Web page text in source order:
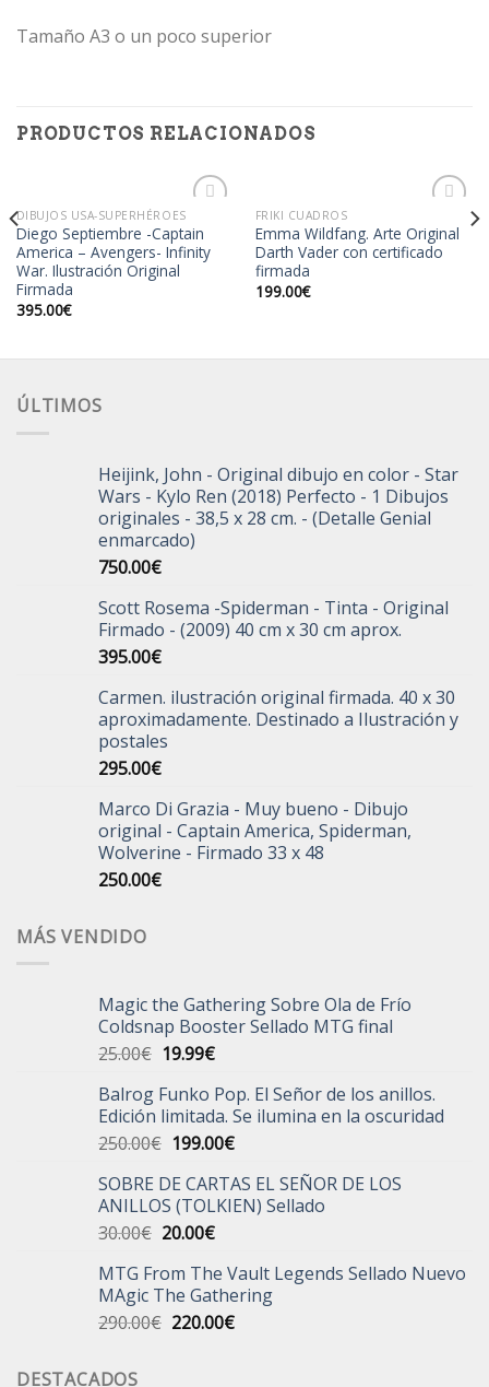
Tamaño A3 o un poco superior
PRODUCTOS RELACIONADOS
DIBUJOS USA-SUPERHÉROES
Diego Septiembre -Captain
America – Avengers- Infinity
War. Ilustración Original
Firmada
395.00€
FRIKI CUADROS
Emma Wildfang. Arte Original
Darth Vader con certificado
firmada
199.00€
ÚLTIMOS
Heijink, John - Original dibujo en color - Star
Wars - Kylo Ren (2018) Perfecto - 1 Dibujos
originales - 38,5 x 28 cm. - (Detalle Genial
enmarcado)
750.00€
Scott Rosema -Spiderman - Tinta - Original
Firmado - (2009) 40 cm x 30 cm aprox.
395.00€
Carmen. ilustración original firmada. 40 x 30
aproximadamente. Destinado a Ilustración y
postales
295.00€
Marco Di Grazia - Muy bueno - Dibujo
original - Captain America, Spiderman,
Wolverine - Firmado 33 x 48
250.00€
MÁS VENDIDO
Magic the Gathering Sobre Ola de Frío
Coldsnap Booster Sellado MTG final
25.00€ El
original
era:
25.00€.
19.99€El
actual
es:
19.99€.
Balrog Funko Pop. El Señor de los anillos.
Edición limitada. Se ilumina en la oscuridad
250.00€ El
original
era:
250.00€.
199.00€El
actual
es:
SOBRE DE CARTAS EL SEÑOR DE LOS
ANILLOS (TOLKIEN) Sellado
30.00€ El
original
era:
30.00€.
20.00€El
actual
es:
20.00€.
MTG From The Vault Legends Sellado Nuevo
MAgic The Gathering
290.00€ El
220.00€El
DESTACADOS